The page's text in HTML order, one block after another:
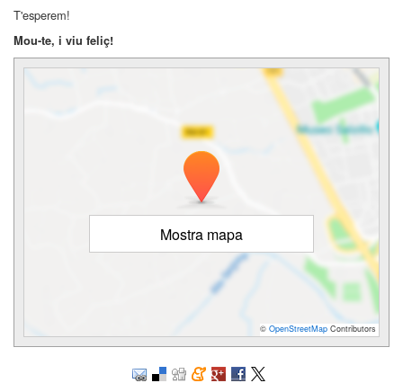
T'esperem!
Mou-te, i viu feliç!
Mostra mapa
© OpenStreetMap Contributors